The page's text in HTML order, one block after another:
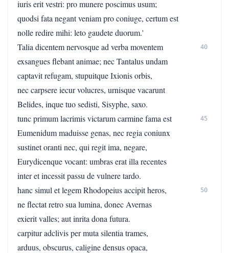
iuris erit vestri: pro munere poscimus usum;
quodsi fata negant veniam pro coniuge, certum est
nolle redire mihi: leto gaudete duorum.'
Talia dicentem nervosque ad verba moventem
40
exsangues flebant animae; nec Tantalus undam
captavit refugam, stupuitque Ixionis orbis,
nec carpsere iecur volucres, urnisque vacarunt
Belides, inque tuo sedisti, Sisyphe, saxo.
tunc primum lacrimis victarum carmine fama est
45
Eumenidum maduisse genas, nec regia coniunx
sustinet oranti nec, qui regit ima, negare,
Eurydicenque vocant: umbras erat illa recentes
inter et incessit passu de vulnere tardo.
hanc simul et legem Rhodopeius accipit heros,
50
ne flectat retro sua lumina, donec Avernas
exierit valles; aut inrita dona futura.
carpitur adclivis per muta silentia trames,
arduus, obscurus, caligine densus opaca,